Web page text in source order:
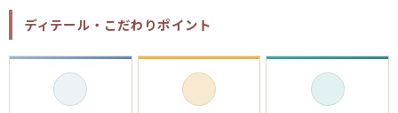
お客様の声
レビュー1万件突破
お気に入りリスト
会員登録
メルマガ登録
ディテール・こだわりポイント